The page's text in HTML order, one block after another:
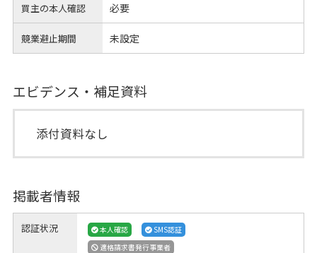
買主の本人確認 必要
競業避止期間 未設定
エビデンス・補足資料
添付資料なし
掲載者情報
認証状況 本人確認
SMS認証
適格請求書発行事業者